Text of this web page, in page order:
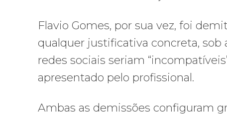
Flavio Gomes, por sua vez, foi
qualquer justificativa concreta, sob
redes sociais seriam
apresentado pelo profissional.
Ambas as demissões configuram